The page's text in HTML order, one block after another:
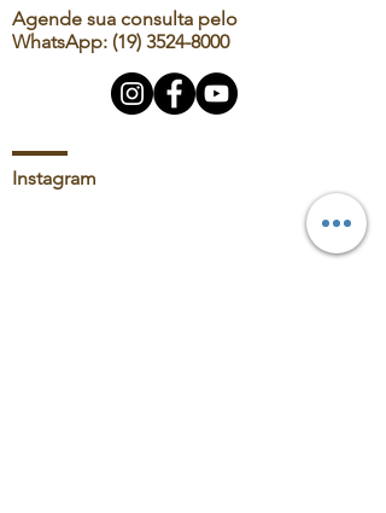
Agende sua consulta pelo
WhatsApp: (19) 3524-8000
Instagram